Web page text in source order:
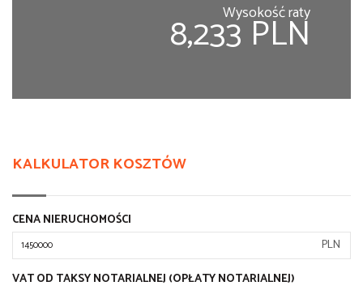
Wysokość raty
8,233 PLN
KALKULATOR KOSZTÓW
CENA NIERUCHOMOŚCI
PLN
VAT OD TAKSY NOTARIALNEJ (OPŁATY NOTARIALNEJ)